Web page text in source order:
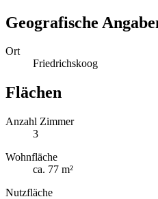
Geografische
Ort
Friedrichskoog
Flächen
Anzahl Zimmer
3
Wohnfläche
ca. 77 m²
Nutzfläche